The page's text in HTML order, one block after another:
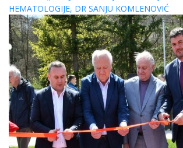
HEMATOLOGIJE, DR SANJU KOMLENOVIĆ